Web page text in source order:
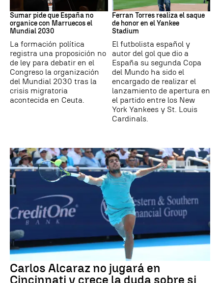
Sumar pide que España no
organice con Marruecos el
Mundial 2030
La formación política
registra una proposición no
de ley para debatir en el
Congreso la organización
del Mundial 2030 tras la
crisis migratoria
acontecida en Ceuta.
MLB
Ferran Torres realiza el saque
de honor en el Yankee
Stadium
El futbolista español y
autor del gol que dio a
España su segunda Copa
del Mundo ha sido el
encargado de realizar el
lanzamiento de apertura en
el partido entre los New
York Yankees y St. Louis
Cardinals.
Carlos Alcaraz no jugará en
Cincinnati y crece la duda sobre si